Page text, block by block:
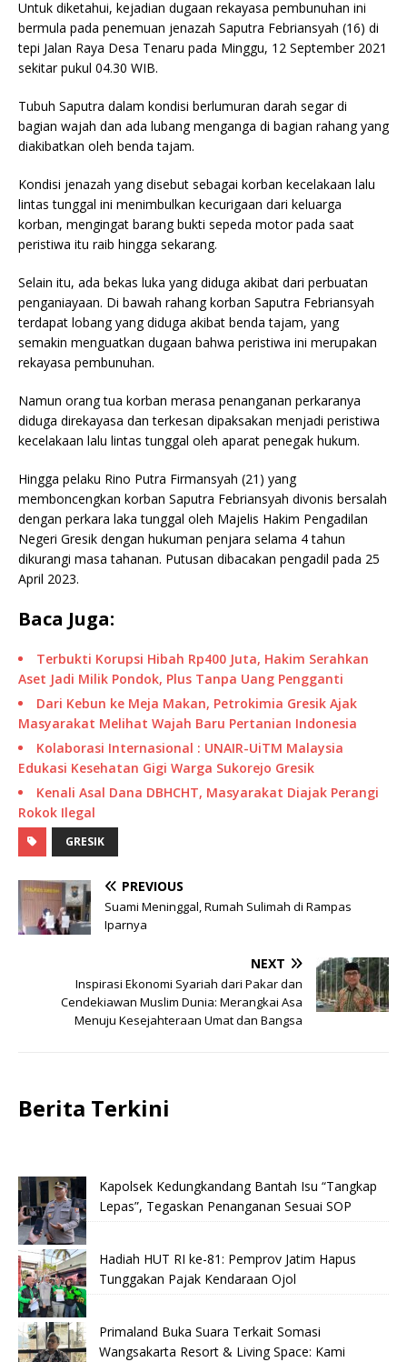
Untuk diketahui, kejadian dugaan rekayasa pembunuhan ini
bermula pada penemuan jenazah Saputra Febriansyah (16) di
tepi Jalan Raya Desa Tenaru pada Minggu, 12 September 2021
sekitar pukul 04.30 WIB.
Tubuh Saputra dalam kondisi berlumuran darah segar di
bagian wajah dan ada lubang menganga di bagian rahang yang
diakibatkan oleh benda tajam.
Kondisi jenazah yang disebut sebagai korban kecelakaan lalu
lintas tunggal ini menimbulkan kecurigaan dari keluarga
korban, mengingat barang bukti sepeda motor pada saat
peristiwa itu raib hingga sekarang.
Selain itu, ada bekas luka yang diduga akibat dari perbuatan
penganiayaan. Di bawah rahang korban Saputra Febriansyah
terdapat lobang yang diduga akibat benda tajam, yang
semakin menguatkan dugaan bahwa peristiwa ini merupakan
rekayasa pembunuhan.
Namun orang tua korban merasa penanganan perkaranya
diduga direkayasa dan terkesan dipaksakan menjadi peristiwa
kecelakaan lalu lintas tunggal oleh aparat penegak hukum.
Hingga pelaku Rino Putra Firmansyah (21) yang
memboncengkan korban Saputra Febriansyah divonis bersalah
dengan perkara laka tunggal oleh Majelis Hakim Pengadilan
Negeri Gresik dengan hukuman penjara selama 4 tahun
dikurangi masa tahanan. Putusan dibacakan pengadil pada 25
April 2023.
Baca Juga:
Terbukti Korupsi Hibah Rp400 Juta, Hakim Serahkan
Aset Jadi Milik Pondok, Plus Tanpa Uang Pengganti
Dari Kebun ke Meja Makan, Petrokimia Gresik Ajak
Masyarakat Melihat Wajah Baru Pertanian Indonesia
Kolaborasi Internasional : UNAIR-UiTM Malaysia
Edukasi Kesehatan Gigi Warga Sukorejo Gresik
Kenali Asal Dana DBHCHT, Masyarakat Diajak Perangi
Rokok Ilegal
GRESIK
PREVIOUS
Suami Meninggal, Rumah Sulimah di Rampas
Iparnya
NEXT
Inspirasi Ekonomi Syariah dari Pakar dan
Cendekiawan Muslim Dunia: Merangkai Asa
Menuju Kesejahteraan Umat dan Bangsa
Berita Terkini
Kapolsek Kedungkandang Bantah Isu “Tangkap
Lepas”, Tegaskan Penanganan Sesuai SOP
Hadiah HUT RI ke-81: Pemprov Jatim Hapus
Tunggakan Pajak Kendaraan Ojol
Primaland Buka Suara Terkait Somasi
Wangsakarta Resort & Living Space: Kami